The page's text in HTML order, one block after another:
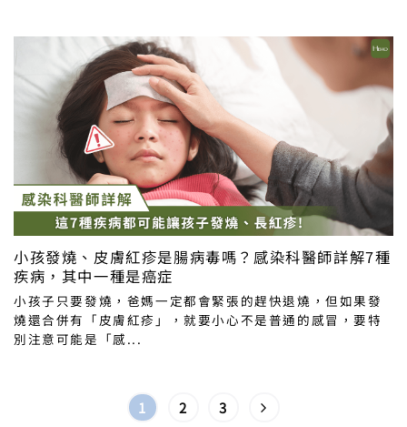
小孩發燒、皮膚紅疹是腸病毒嗎？感染科醫師詳解7種
疾病，其中一種是癌症
小孩子只要發燒，爸媽一定都會緊張的趕快退燒，但如果發
燒還合併有「皮膚紅疹」，就要小心不是普通的感冒，要特
別注意可能是「感...
1 2 3